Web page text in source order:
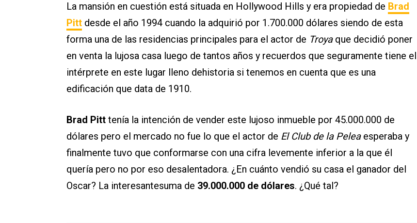
La mansión en cuestión está situada en Hollywood Hills y era propiedad de Brad
Pitt desde el año 1994 cuando la adquirió por 1.700.000 dólares siendo de esta
forma una de las residencias principales para el actor de Troya que decidió poner
en venta la lujosa casa luego de tantos años y recuerdos que seguramente tiene el
intérprete en este lugar lleno dehistoria si tenemos en cuenta que es una
edificación que data de 1910.
Brad Pitt tenía la intención de vender este lujoso inmueble por 45.000.000 de
dólares pero el mercado no fue lo que el actor de El Club de la Peleaesperaba y
finalmente tuvo que conformarse con una cifra levemente inferior a la que él
quería pero no por eso desalentadora. ¿En cuánto vendió su casa el ganador del
Oscar? La interesantesuma de 39.000.000 de dólares. ¿Qué tal?